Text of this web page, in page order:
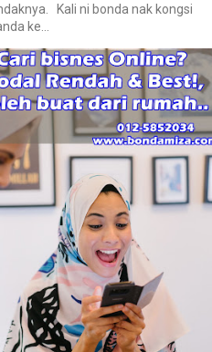
Kali ni bonda nak kongsi
ke...